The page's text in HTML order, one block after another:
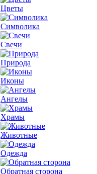
Цветы
Символика
Свечи
Природа
Иконы
Ангелы
Храмы
Животные
Одежда
Обратная сторона